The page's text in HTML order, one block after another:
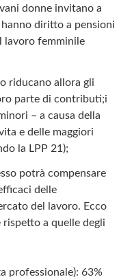
donne invitano a
diritto a pensioni
lavoro femminile
riducano allora gli
parte di contributi;i
– a causa della
e delle maggiori
la LPP 21);
potrà compensare
delle
del lavoro. Ecco
a quelle degli
professionale): 63%